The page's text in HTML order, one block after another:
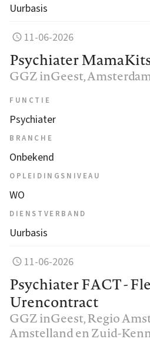
Uurbasis
11-06-2026
Psychiater
GGZ inGeest,
FUNCTIE
Psychiater
BRANCHE
Onbekend
OPLEIDINGSNIVEAU
WO
DIENSTVERBAND
Uurbasis
11-06-2026
Psychiater FACT -
Urencontract
GGZ inGeest, Regio
Amstelland en Zuid-